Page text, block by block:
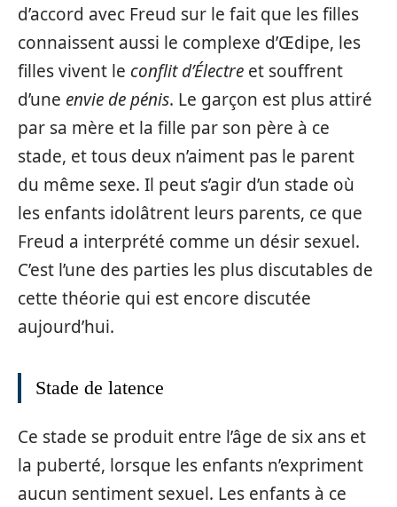
d’accord avec Freud sur le fait que les filles
connaissent aussi le complexe d’Œdipe, les
filles vivent le conflit d’Électre et souffrent
d’une envie de pénis. Le garçon est plus attiré
par sa mère et la fille par son père à ce
stade, et tous deux n’aiment pas le parent
du même sexe. Il peut s’agir d’un stade où
les enfants idolâtrent leurs parents, ce que
Freud a interprété comme un désir sexuel.
C’est l’une des parties les plus discutables de
cette théorie qui est encore discutée
aujourd’hui.
Stade de latence
Ce stade se produit entre l’âge de six ans et
la puberté, lorsque les enfants n’expriment
aucun sentiment sexuel. Les enfants à ce